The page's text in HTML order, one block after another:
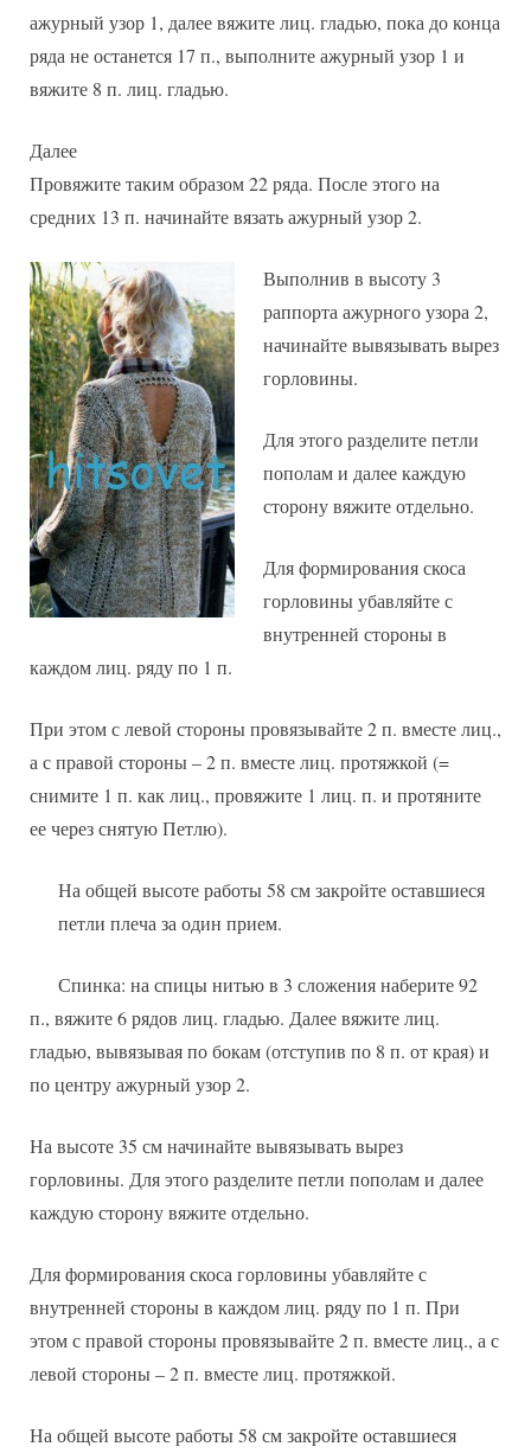
ажурный узор 1, далее вяжите лиц. гладью, пока до конца
ряда не останется 17 п., выполните ажурный узор 1 и
вяжите 8 п. лиц. гладью.
Далее
Провяжите таким образом 22 ряда. После этого на
средних 13 п. начинайте вязать ажурный узор 2.
Выполнив в высоту 3
раппорта ажурного узора 2,
начинайте вывязывать вырез
горловины.
Для этого разделите петли
пополам и далее каждую
сторону вяжите отдельно.
Для формирования скоса
горловины убавляйте с
внутренней стороны в
каждом лиц. ряду по 1 п.
При этом с левой стороны провязывайте 2 п. вместе лиц.,
а с правой стороны – 2 п. вместе лиц. протяжкой (=
снимите 1 п. как лиц., провяжите 1 лиц. п. и протяните
ее через снятую Петлю).
На общей высоте работы 58 см закройте оставшиеся
петли плеча за один прием.
Спинка: на спицы нитью в 3 сложения наберите 92
п., вяжите 6 рядов лиц. гладью. Далее вяжите лиц.
гладью, вывязывая по бокам (отступив по 8 п. от края) и
по центру ажурный узор 2.
На высоте 35 см начинайте вывязывать вырез
горловины. Для этого разделите петли пополам и далее
каждую сторону вяжите отдельно.
Для формирования скоса горловины убавляйте с
внутренней стороны в каждом лиц. ряду по 1 п. При
этом с правой стороны провязывайте 2 п. вместе лиц., а с
левой стороны – 2 п. вместе лиц. протяжкой.
На общей высоте работы 58 см закройте оставшиеся